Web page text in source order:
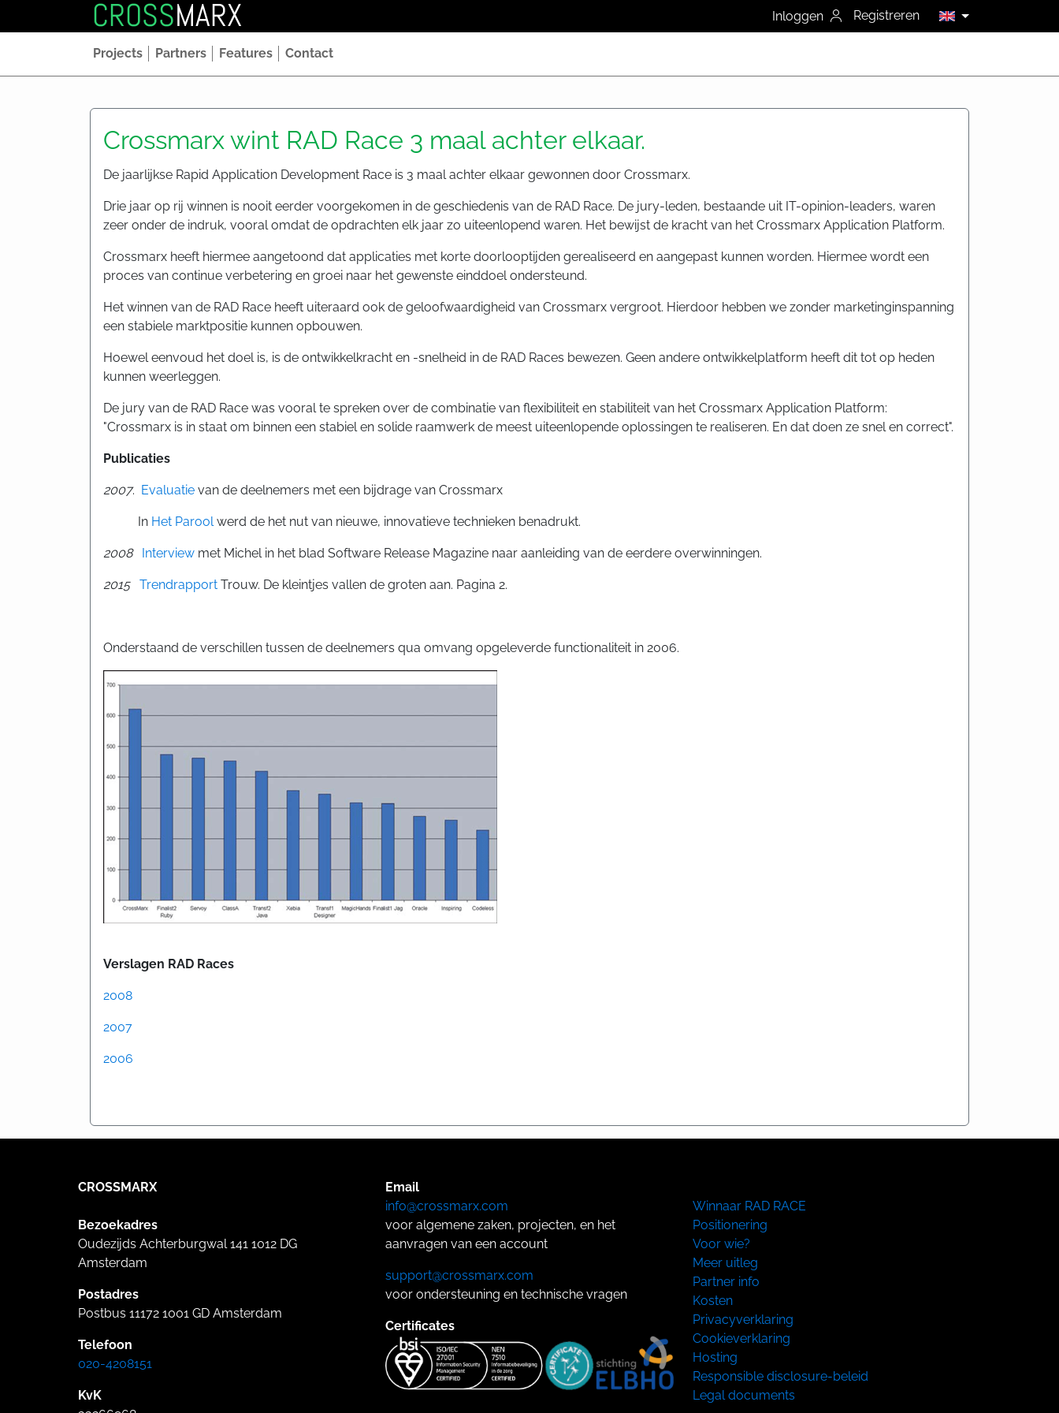
CROSSMARX Inloggen Registreren
Projects Partners Features Contact
Crossmarx wint RAD Race 3 maal achter elkaar.
De jaarlijkse Rapid Application Development Race is 3 maal achter elkaar gewonnen door Crossmarx.
Drie jaar op rij winnen is nooit eerder voorgekomen in de geschiedenis van de RAD Race. De jury-leden, bestaande uit IT-opinion-leaders, waren
zeer onder de indruk, vooral omdat de opdrachten elk jaar zo uiteenlopend waren. Het bewijst de kracht van het Crossmarx Application Platform.
Crossmarx heeft hiermee aangetoond dat applicaties met korte doorlooptijden gerealiseerd en aangepast kunnen worden. Hiermee wordt een
proces van continue verbetering en groei naar het gewenste einddoel ondersteund.
Het winnen van de RAD Race heeft uiteraard ook de geloofwaardigheid van Crossmarx vergroot. Hierdoor hebben we zonder marketinginspanning
een stabiele marktpositie kunnen opbouwen.
Hoewel eenvoud het doel is, is de ontwikkelkracht en -snelheid in de RAD Races bewezen. Geen andere ontwikkelplatform heeft dit tot op heden
kunnen weerleggen.
De jury van de RAD Race was vooral te spreken over de combinatie van flexibiliteit en stabiliteit van het Crossmarx Application Platform:
"Crossmarx is in staat om binnen een stabiel en solide raamwerk de meest uiteenlopende oplossingen te realiseren. En dat doen ze snel en correct".
Publicaties
2007. Evaluatie van de deelnemers met een bijdrage van Crossmarx
In Het Paroolwerd de het nut van nieuwe, innovatieve technieken benadrukt.
2008 Interview met Michel in het blad Software Release Magazine naar aanleiding van de eerdere overwinningen.
2015 Trendrapport Trouw. De kleintjes vallen de groten aan. Pagina 2.
Onderstaand de verschillen tussen de deelnemers qua omvang opgeleverde functionaliteit in 2006.
Verslagen RAD Races
2008
2007
2006
CROSSMARX
Bezoekadres
Oudezijds Achterburgwal 141 1012 DG
Amsterdam
Postadres
Postbus 11172 1001 GD Amsterdam
Telefoon
020-4208151
KvK
Email
info@crossmarx.com
voor algemene zaken, projecten, en het
aanvragen van een account
support@crossmarx.com
voor ondersteuning en technische vragen
Certificates
Winnaar RAD RACE
Positionering
Voor wie?
Meer uitleg
Partner info
Kosten
Privacyverklaring
Cookieverklaring
Hosting
Responsible disclosure-beleid
Legal documents